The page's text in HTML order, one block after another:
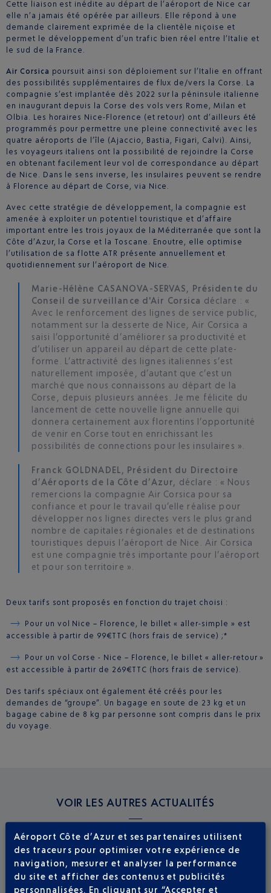
Cette liaison est inédite au départ de l’aéroport de Nice car
elle n’a jamais été opérée par ailleurs. Elle répond à une
demande clairement exprimée de la clientèle niçoise et
permet le développement d’un trafic bien réel entre l’Italie et
le sud de la France.
Air Corsica poursuit ainsi son déploiement sur l’Italie en offrant
des possibilités supplémentaires de flux de/vers la Corse. La
compagnie s’est implantée dès 2022 sur la péninsule italienne
en inaugurant depuis la Corse des vols vers Rome, Milan et
Olbia. Les horaires Nice-Florence (et retour) ont d’ailleurs été
programmés pour permettre une pleine connectivité avec les
quatre aéroports de l’île (Ajaccio, Bastia, Figari, Calvi). Ainsi,
les voyageurs italiens ont la possibilité de rejoindre la Corse
en obtenant facilement leur vol de correspondance au départ
de Nice. Dans le sens inverse, les insulaires peuvent se rendre
à Florence au départ de Corse, via Nice.
Avec cette stratégie de développement, la compagnie est
amenée à exploiter un potentiel touristique et d’affaire
important entre les trois joyaux de la Méditerranée que sont la
Côte d’Azur, la Corse et la Toscane. Enoutre, elle optimise
l’utilisation de sa flotte ATR présente annuellement et
quotidiennement sur l’aéroport de Nice.
Marie-Hélène CASANOVA-SERVAS, Présidente du
Conseil de surveillance d'Air Corsica déclare : «
Avec le renforcement des lignes de service public,
notamment sur la desserte de Nice, Air Corsica a
saisi l’opportunité d’améliorer sa productivité et
d’utiliser un appareil au départ de cette plate-
forme. L’attractivité des lignes italiennes s’est
naturellement imposée, d’autant que c’est un
marché que nous connaissons au départ de la
Corse, depuis plusieurs années. Je me félicite du
lancement de cette nouvelle ligne annuelle qui
donnera certainement aux florentins l’opportunité
de venir en Corse tout en enrichissant les
possibilités de connections pour les insulaires ».
Franck GOLDNADEL, Président du Directoire
d’Aéroports de la Côte d’Azur, déclare : « Nous
remercions la compagnie Air Corsica pour sa
confiance et pour le travail qu’elle réalise pour
développer nos lignes directes vers le plus grand
nombre de capitales régionales et de destinations
touristiques depuis l’aéroport de Nice. Air Corsica
est une compagnie très importante pour l’aéroport
et pour son territoire ».
Deux tarifs sont proposés en fonction du trajet choisi :
Pour un vol Nice – Florence, le billet « aller-simple » est
accessible à partir de 99€TTC (hors frais de service) ;*
Pour un vol Corse - Nice – Florence, le billet « aller-retour »
est accessible à partir de 269€TTC (hors frais de service).
Des tarifs spéciaux ont également été créés pour les
demandes de “groupe”. Un bagage en soute de 23 kg et un
bagage cabine de 8 kg par personne sont compris dans le prix
du voyage.
VOIR LES AUTRES ACTUALITÉS
Aéroport Côte d’Azur et ses partenaires utilisent
des traceurs pour optimiser votre expérience de
navigation, mesurer et analyser la performance
du site et afficher des contenus et publicités
personnalisées. En cliquant sur “Accepter et